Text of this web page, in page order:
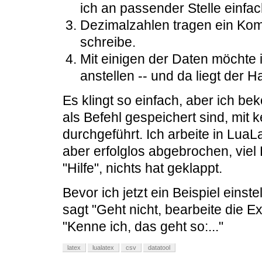
ich an passender Stelle
Dezimalzahlen tragen ein
schreibe.
Mit einigen der Daten
anstellen -- und da liegt der
Es klingt so einfach, aber ich
als Befehl gespeichert sind, mit
durchgeführt. Ich arbeite in
aber erfolglos abgebrochen,
"Hilfe", nichts hat geklappt.
Bevor ich jetzt ein Beispiel
sagt "Geht nicht, bearbeite die
"Kenne ich, das geht so:..."
latex lualatex csv datatool